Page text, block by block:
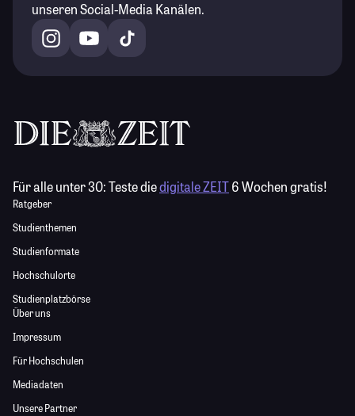
unseren Social-Media Kanälen.
Für alle unter 30:Teste diedigitale ZEIT6 Wochen gratis!
Ratgeber
Studienthemen
Studienformate
Hochschulorte
Studienplatzbörse
Über uns
Impressum
Für Hochschulen
Mediadaten
Unsere Partner